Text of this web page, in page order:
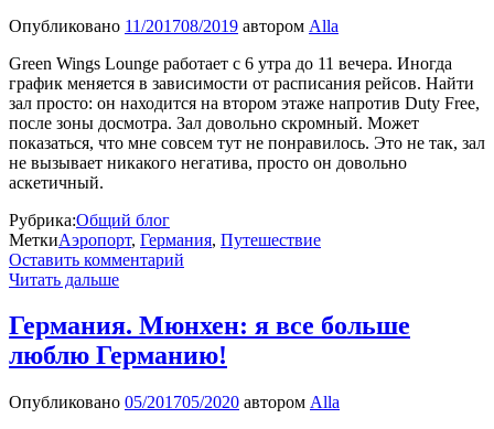
Опубликовано 11/201708/2019 автором Alla
Green Wings Lounge работает с 6 утра до 11 вечера. Иногда
график меняется в зависимости от расписания рейсов. Найти
зал просто: он находится на втором этаже напротив Duty Free,
после зоны досмотра. Зал довольно скромный. Может
показаться, что мне совсем тут не понравилось. Это не так, зал
не вызывает никакого негатива, просто он довольно
аскетичный.
Рубрика:Общий блог
МеткиАэропорт, Германия, Путешествие
Оставить комментарий
Читать дальше
Германия. Мюнхен: я все больше
люблю Германию!
Опубликовано 05/201705/2020 автором Alla